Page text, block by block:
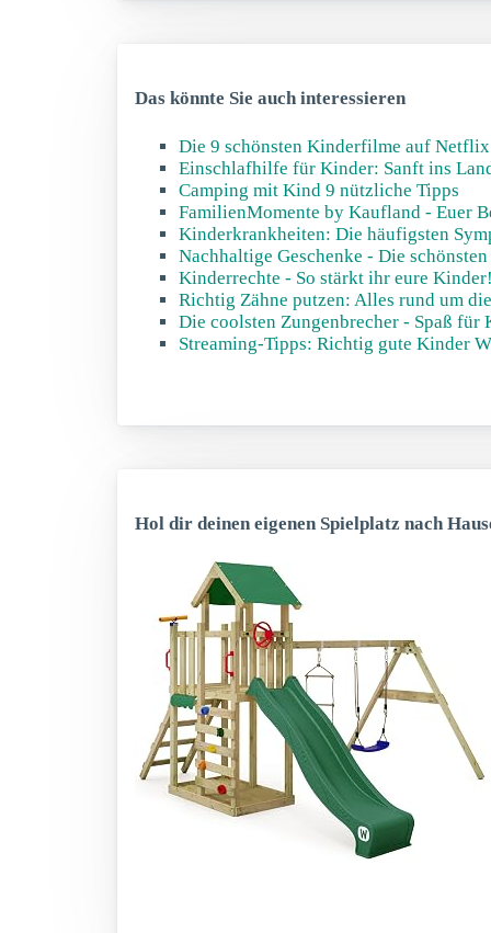
Das könnte Sie auch interessieren
Die 9 schönsten Kinderfilme auf Netflix
Einschlafhilfe für Kinder: Sanft ins
Camping mit Kind 9 nützliche Tipps
FamilienMomente by Kaufland - Euer
Kinderkrankheiten: Die häufigsten
Nachhaltige Geschenke - Die
Kinderrechte - So stärkt ihr eure
Richtig Zähne putzen: Alles rund um
Die coolsten Zungenbrecher - Spaß für
Streaming-Tipps: Richtig gute Kinder
Hol dir deinen eigenen Spielplatz nach